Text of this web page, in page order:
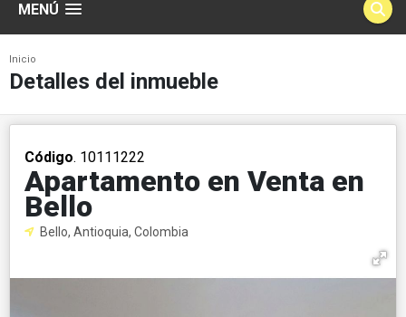
MENÚ
Inicio
Detalles del inmueble
Código. 10111222
Apartamento en Venta en
Bello
Bello, Antioquia, Colombia